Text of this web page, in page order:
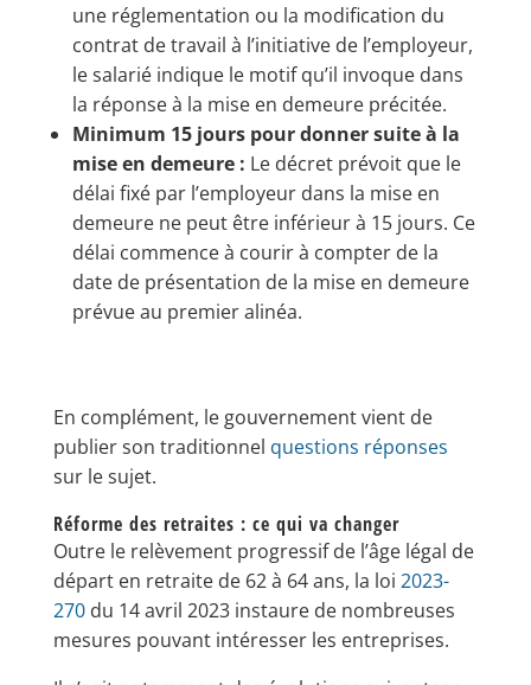
une réglementation ou la modification du
contrat de travail à l’initiative de l’employeur,
le salarié indique le motif qu’il invoque dans
la réponse à la mise en demeure précitée.
Minimum 15 jours pour donner suite à la
mise en demeure : Le décret prévoit que le
délai fixé par l’employeur dans la mise en
demeure ne peut être inférieur à 15 jours. Ce
délai commence à courir à compter de la
date de présentation de la mise en demeure
prévue au premier alinéa.
En complément, le gouvernement vient de
publier son traditionnel questions réponses
sur le sujet.
Réforme des retraites : ce qui va changer
Outre le relèvement progressif de l’âge légal de
départ en retraite de 62 à 64 ans, la loi 2023-
270du 14 avril 2023 instaure de nombreuses
mesures pouvant intéresser les entreprises.